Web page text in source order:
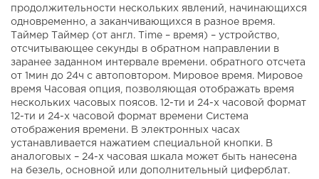
продолжительности нескольких явлений, начинающихся
одновременно, а заканчивающихся в разное время.
Таймер Таймер (от англ. Time – время) – устройство,
отсчитывающее секунды в обратном направлении в
заранее заданном интервале времени. обратного отсчета
от 1мин до 24ч с автоповтором. Мировое время. Мировое
время Часовая опция, позволяющая отображать время
нескольких часовых поясов. 12-ти и 24-х часовой формат
12-ти и 24-х часовой формат времени Система
отображения времени. В электронных часах
устанавливается нажатием специальной кнопки. В
аналоговых – 24-х часовая шкала может быть нанесена
на безель, основной или дополнительный циферблат.